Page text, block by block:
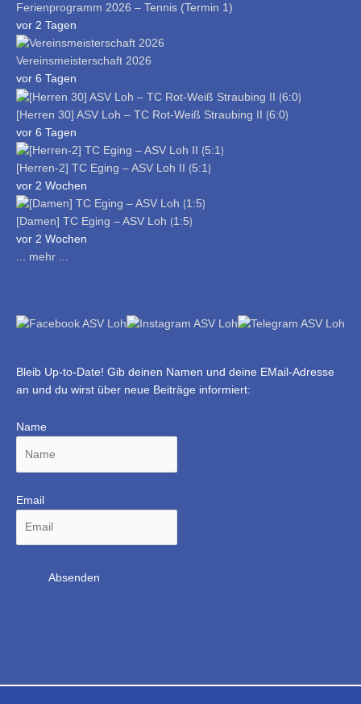
Ferienprogramm 2026 – Tennis (Termin 1)
vor 2 Tagen
Vereinsmeisterschaft 2026
vor 6 Tagen
[Herren 30] ASV Loh – TC Rot-Weiß Straubing II ⟮6:0⟯
vor 6 Tagen
[Herren-2] TC Eging – ASV Loh II ⟮5:1⟯
vor 2 Wochen
[Damen] TC Eging – ASV Loh ⟮1:5⟯
vor 2 Wochen
... mehr ...
Bleib Up-to-Date! Gib deinen Namen und deine EMail-Adresse
an und du wirst über neue Beiträge informiert:
Name
Email